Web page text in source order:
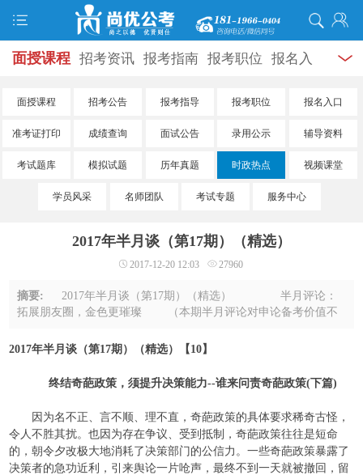
面授课程 招考资讯 报考指南 报考职位 报名入
口 打准考证 成绩查询 面试公告 录用公示 辅导
资料 面试热点 考试题库 模拟试题 历年真题 时
政热点 视频课堂 学员风采 名师团队 考试专题
服务信息
面授课程 招考公告 报考指导 报考职位 报名入口
准考证打印 成绩查询 面试公告 录用公示 辅导资料
考试题库 模拟试题 历年真题 时政热点 视频课堂
学员风采 名师团队 考试专题 服务中心
2017年半月谈（第17期）（精选）
2017-12-20 12:03 27960
摘要:
2017年半月谈（第17期）（精选） 半月评论：
拓展朋友圈，金色更璀璨 （本期半月评论对申论备考价值不
市竞争步入“下半场” 落户降 ...
2017年半月谈（第17期）（精选）【10】
终结奇葩政策，须提升决策能力--谁来问责奇葩政策(下篇)
因为名不正、言不顺、理不直，奇葩政策的具体要求稀奇古怪，
令人不胜其扰。也因为存在争议、受到抵制，奇葩政策往往是短命
的，朝令夕改极大地消耗了决策部门的公信力。一些奇葩政策暴露了
决策者的急功近利，引来舆论一片呛声，最终不到一天就被撤回，留